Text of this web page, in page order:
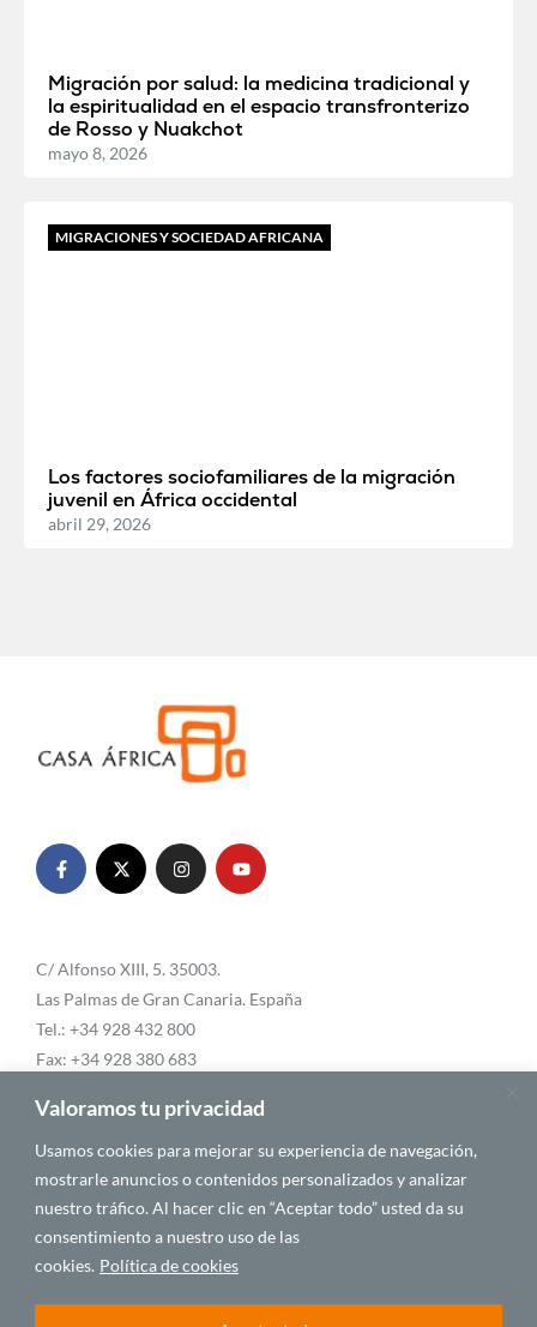
Valoramos tu privacidad
Usamos cookies para mejorar su experiencia de navegación,
mostrarle anuncios o contenidos personalizados y analizar
nuestro tráfico. Al hacer clic en “Aceptar todo” usted da su
consentimiento a nuestro uso de las
cookies. Política de cookies
Migración por salud: la medicina tradicional y
la espiritualidad en el espacio transfronterizo
de Rosso y Nuakchot
mayo 8, 2026
MIGRACIONES Y SOCIEDAD AFRICANA
Los factores sociofamiliares de la migración
juvenil en África occidental
abril 29, 2026
C/ Alfonso XIII, 5. 35003.
Las Palmas de Gran Canaria. España
Tel.: +34 928 432 800
Fax: +34 928 380 683
Blog
Quiénes somos